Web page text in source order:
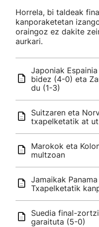
Horrela, bi taldeak
kanporaketetan
oraingoz ez dakite
aurkari.
Japoniak
bidez (4-0) eta
du (1-3)
Suitzaren eta
txapelketatik at
Marokok eta
multzoan
Jamaikak
Txapelketatik
Suedia final-
garaituta (5-0)